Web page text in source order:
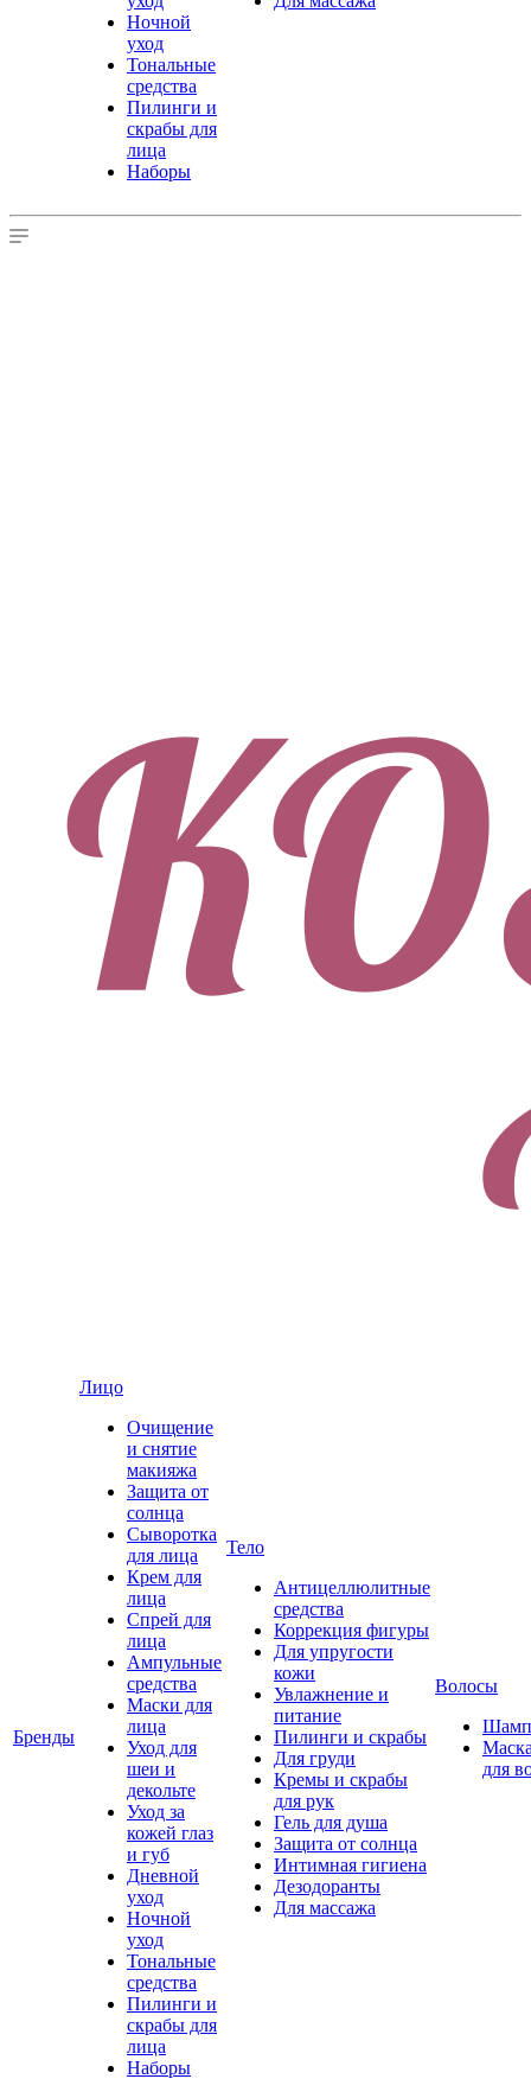
Ночной
уход
Тональные
средства
Пилинги и
скрабы для
лица
Наборы
Бренды
Лицо
Очищение
и снятие
макияжа
Защита от
солнца
Сыворотка
для лица
Крем для
лица
Спрей для
лица
Ампульные
средства
Маски для
лица
Уход для
шеи и
декольте
Уход за
кожей глаз
и губ
Дневной
уход
Ночной
уход
Тональные
средства
Пилинги и
скрабы для
лица
Наборы
Тело
Антицеллюлитные
средства
Коррекция фигуры
Для упругости
кожи
Увлажнение и
питание
Пилинги и скрабы
Для груди
Кремы и скрабы
для рук
Гель для душа
Защита от солнца
Интимная гигиена
Дезодоранты
Для массажа
Волосы
для